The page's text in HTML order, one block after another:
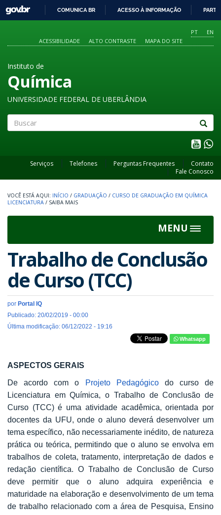
O
CONTEÚDO
GOVBR
COMUNICA BR ACESSO À INFORMAÇÃO
PT
EN
ACESSIBILIDADE
ALTO CONTRASTE MAPA DO SITE
Instituto de
Química
UNIVERSIDADE FEDERAL DE UBERLÂNDIA
Serviços Telefones Perguntas Frequentes
Contato
Fale Conosco
INÍCIO / GRADUAÇÃO / CURSO DE GRADUAÇÃO EM QUÍMICA
LICENCIATURA / SAIBA MAIS
MENU
Toggle
Trabalho de Conclusão
de Curso (TCC)
por Portal IQ
Publicado: 20/02/2019 - 00:00
Última modificação: 06/12/2022 - 19:16
Whatsapp
ASPECTOS GERAIS
De acordo com o Projeto Pedagógicodo curso de
Licenciatura em Química, o Trabalho de Conclusão de
Curso (TCC) é uma atividade acadêmica, orientada por
docentes da UFU, onde o aluno deverá desenvolver um
tema específico, não necessariamente inédito, de natureza
prática ou teórica, permitindo que o aluno se envolva em
trabalhos de coleta, tratamento, interpretação de dados e
redação científica. O Trabalho de Conclusão de Curso
deve permitir que o aluno adquira experiência e
maturidade na elaboração e desenvolvimento de um tema
de trabalho relacionado com a área de Pesquisa, Ensino